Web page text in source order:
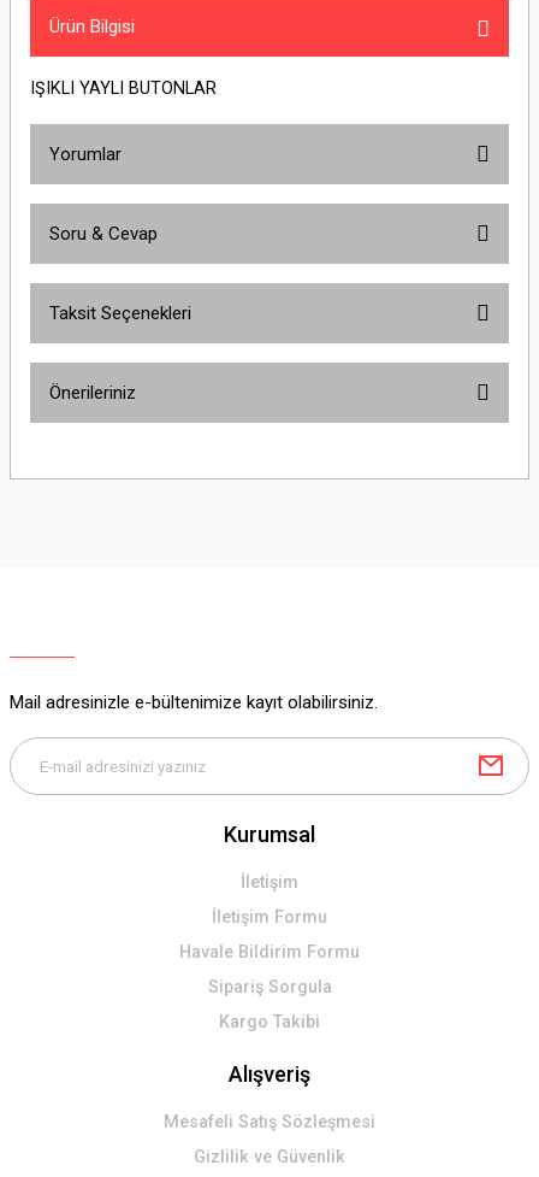
Ürün Bilgisi
IŞIKLI YAYLI BUTONLAR
Yorumlar
Soru & Cevap
Taksit Seçenekleri
Önerileriniz
yetersiz gördüğünüz noktaları öneri formunu kullanarak tarafımıza
Bu ürüne benzer farklı alternatifler olmalı.
Gönder
Mail adresinizle e-bültenimize kayıt olabilirsiniz.
Kurumsal
İletişim
İletişim Formu
Havale Bildirim Formu
Sipariş Sorgula
Kargo Takibi
Alışveriş
Mesafeli Satış Sözleşmesi
Gizlilik ve Güvenlik